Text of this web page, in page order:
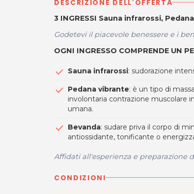
DESCRIZIONE DELL'OFFERTA
3 INGRESSI Sauna infrarossi,
Godetevi il piacevole benessere e i
OGNI INGRESSO COMPRENDE UN
Sauna infrarossi: sudorazione
Pedana vibrante: è un tipo di
involontaria contrazione muscolare
umana.
Bevanda: sudare priva il corpo di
antiossidante, tonificante o
Affidati all'esperienza e preparazione
CONDIZIONI